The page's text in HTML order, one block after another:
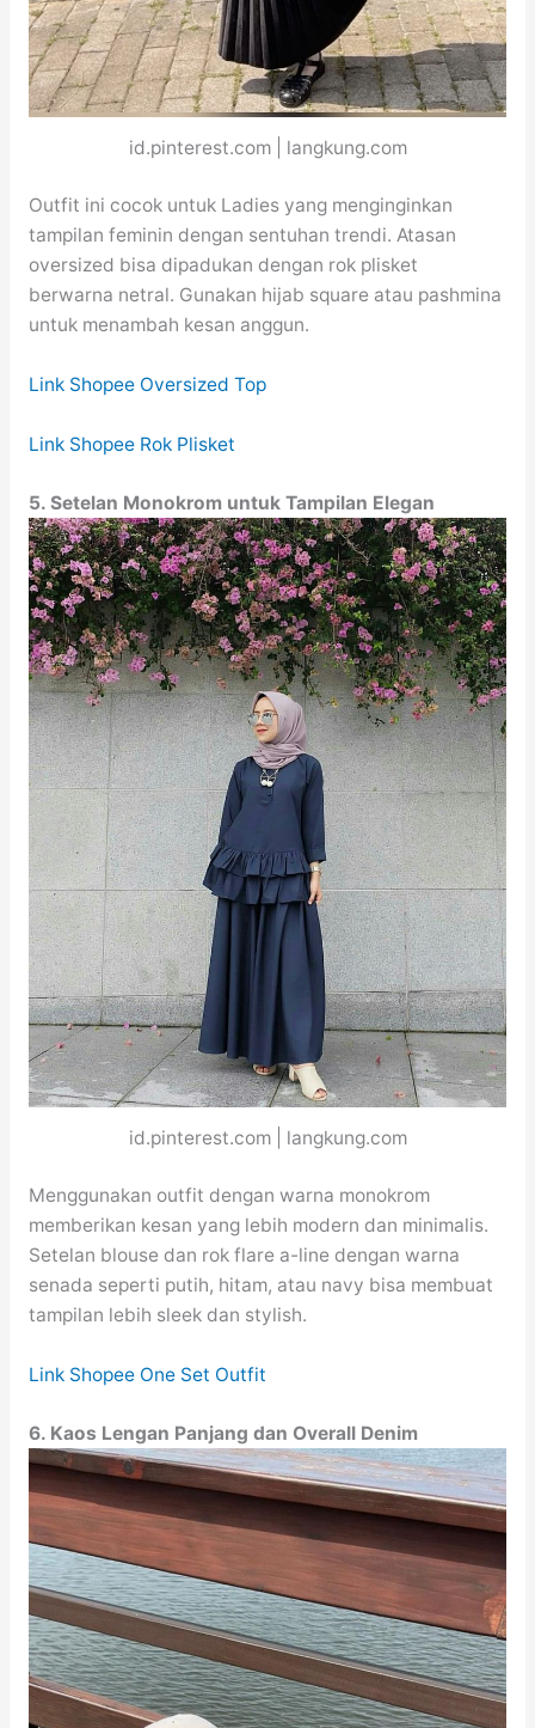
id.pinterest.com | langkung.com
Outfit ini cocok untuk Ladies yang menginginkan
tampilan feminin dengan sentuhan trendi. Atasan
oversized bisa dipadukan dengan rok plisket
berwarna netral. Gunakan hijab square atau pashmina
untuk menambah kesan anggun.
Link Shopee Oversized Top
Link Shopee Rok Plisket
5. Setelan Monokrom untuk Tampilan Elegan
id.pinterest.com | langkung.com
Menggunakan outfit dengan warna monokrom
memberikan kesan yang lebih modern dan minimalis.
Setelan blouse dan rok flare a-line dengan warna
senada seperti putih, hitam, atau navy bisa membuat
tampilan lebih sleek dan stylish.
Link Shopee One Set Outfit
6. Kaos Lengan Panjang dan Overall Denim